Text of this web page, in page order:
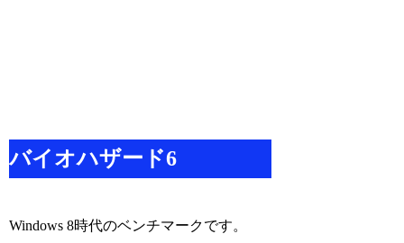
バイオハザード6
Windows 8時代のベンチマークです。